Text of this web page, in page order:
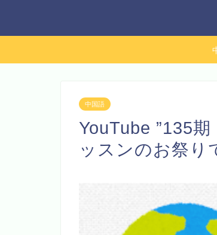
中国語
YouTube ”135
ッスンのお祭り